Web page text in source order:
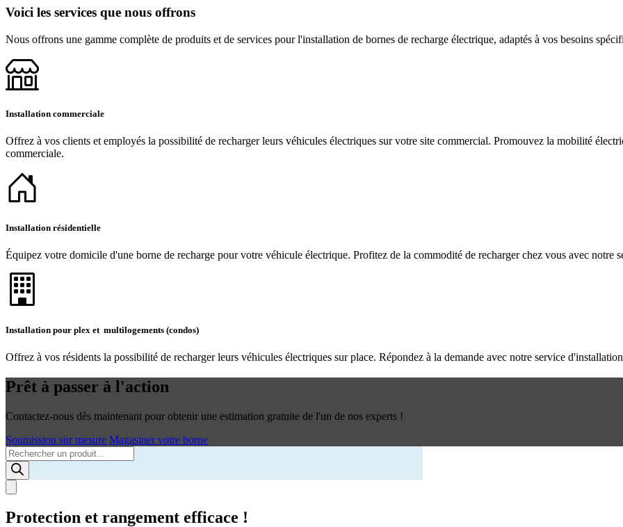
Voici les services que nous offrons
Nous offrons une gamme complète de produits et de services pour l'installation de bornes de recharge électrique, adaptés à vos besoins
Installation commerciale
Offrez à vos clients et employés la possibilité de recharger leurs véhicules électriques sur votre site commercial. Promouvez la mobilité
commerciale.
Installation résidentielle
Équipez votre domicile d'une borne de recharge pour votre véhicule électrique. Profitez de la commodité de recharger chez vous avec notre
Installation pour plex et multilogements (condos)
Offrez à vos résidents la possibilité de recharger leurs véhicules électriques sur place. Répondez à la demande avec notre service
Prêt à passer à l'action
Contactez-nous dès maintenant pour obtenir une estimation gratuite de l'un de nos experts !
Soumission sur mesure Magasiner votre borne
Products
search
Protection et rangement efficace !